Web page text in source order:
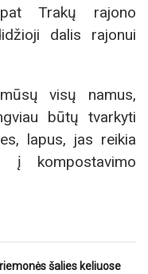
Trakų rajono
dalis rajonui
visų namus,
būtų tvarkyti
lapus, jas reikia
į kompostavimo
šalies keliuose